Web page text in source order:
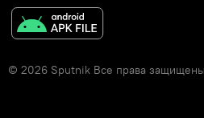
© 2026 Sputnik Все права